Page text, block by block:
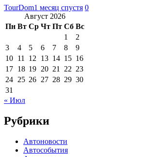
TourDom1 месяц спустя 0
Август 2026
Пн Вт Ср Чт Пт Сб Вс
1
2
3
4 5 6 7 8
9
10 11 12 13 14 15 16
17 18 19 20 21 22 23
24 25 26 27 28 29 30
31
« Июл
Рубрики
Автоновости
Автособытия